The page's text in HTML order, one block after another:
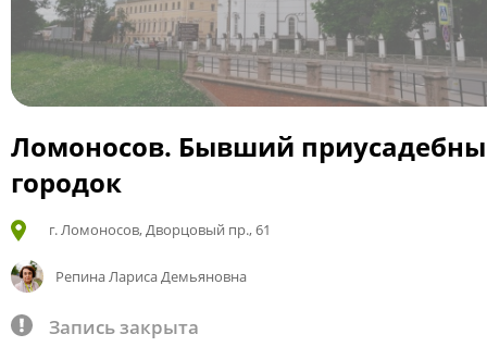
Ломоносов. Бывший
городок
г. Ломоносов, Дворцовый пр., 61
Репина Лариса Демьяновна
Запись закрыта